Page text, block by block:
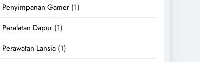
Penyimpanan Gamer (1)
Peralatan Dapur (1)
Perawatan Lansia (1)